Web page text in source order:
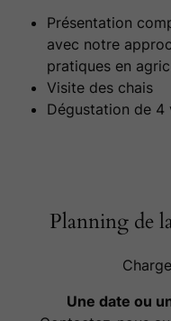
Présentation
avec notre
pratiques en
Visite des chais
Dégustation de 4
Planning de
Une date ou